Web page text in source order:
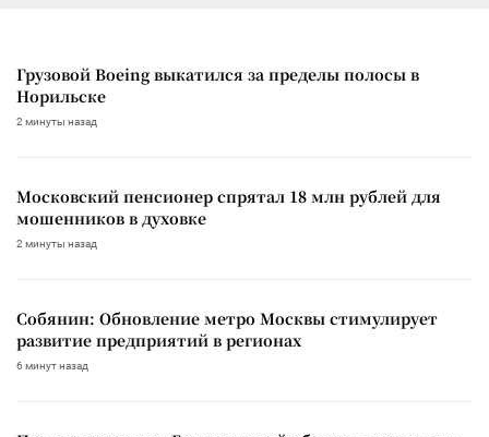
Грузовой Boeing выкатился за пределы полосы в
Норильске
2 минуты назад
Московский пенсионер спрятал 18 млн рублей для
мошенников в духовке
2 минуты назад
Собянин: Обновление метро Москвы стимулирует
развитие предприятий в регионах
6 минут назад